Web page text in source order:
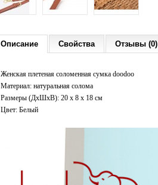
Описание Свойства Отзывы (0)
Женская плетеная соломенная сумка doodoo
Материал: натуральная солома
Размеры (ДxШхВ): 20 x 8 x 18 см
Цвет: Белый